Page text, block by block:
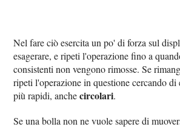
Nel fare ciò esercita un po' di forza sul
esagerare, e ripeti l'operazione fino a
consistenti non vengono rimosse. Se
ripeti l'operazione in questione cercando di
più rapidi, anchecircolari.
Se una bolla non ne vuole sapere di